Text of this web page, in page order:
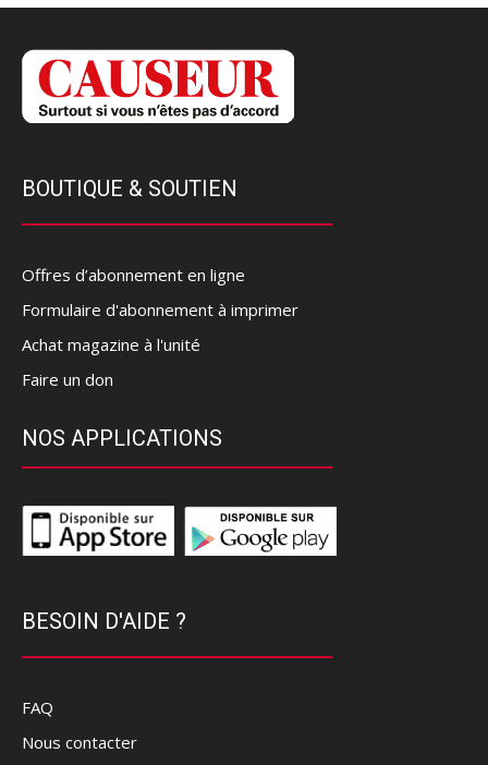
BOUTIQUE & SOUTIEN
Offres d’abonnement en ligne
Formulaire d'abonnement à imprimer
Achat magazine à l'unité
Faire un don
NOS APPLICATIONS
BESOIN D'AIDE ?
FAQ
Nous contacter